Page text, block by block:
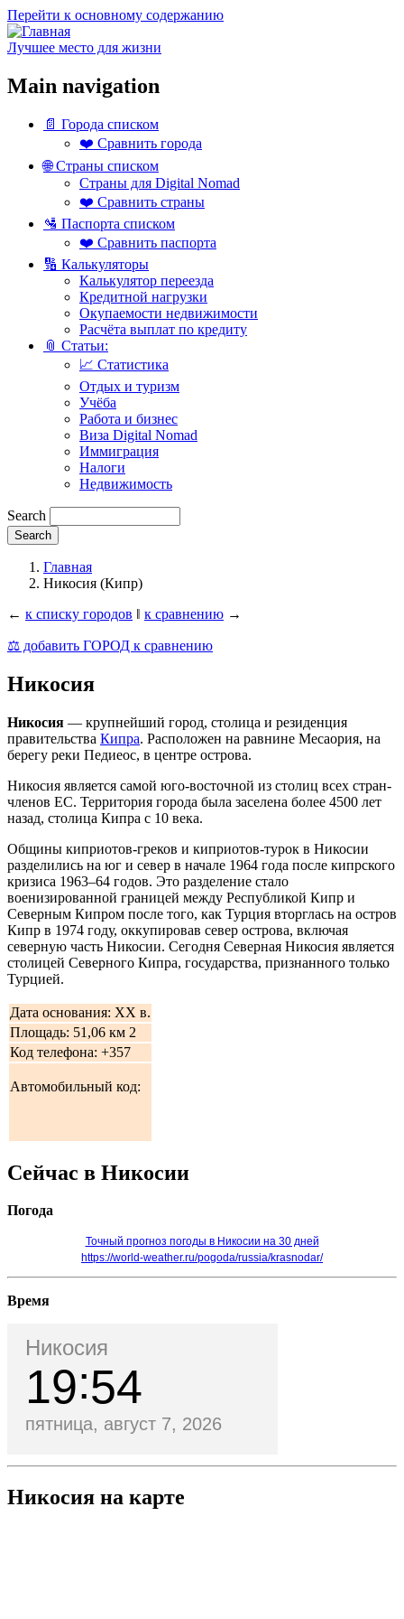
Перейти к основному содержанию
Лучшее место для жизни
Main navigation
📄 Города списком
❤️ Сравнить города
🌐 Страны списком
Страны для Digital Nomad
❤️ Сравнить страны
🛂 Паспорта списком
❤️ Сравнить паспорта
🔢 Калькуляторы
Калькулятор переезда
Кредитной нагрузки
Окупаемости недвижимости
Расчёта выплат по кредиту
📎 Статьи:
📈 Статистика
Отдых и туризм
Учёба
Работа и бизнес
Виза Digital Nomad
Иммиграция
Налоги
Недвижимость
Search
Главная
Никосия (Кипр)
← к списку городов ‖ к сравнению →
⚖️ добавить ГОРОД к сравнению
Никосия
Никосия — крупнейший город, столица и резиденция
правительства Кипра. Расположен на равнине Месаория, на
берегу реки Педиеос, в центре острова.
Никосия является самой юго-восточной из столиц всех стран-
членов ЕС. Территория города была заселена более 4500 лет
назад, столица Кипра с 10 века.
Общины киприотов-греков и киприотов-турок в Никосии
разделились на юг и север в начале 1964 года после кипрского
кризиса 1963–64 годов. Это разделение стало
военизированной границей между Республикой Кипр и
Северным Кипром после того, как Турция вторглась на остров
Кипр в 1974 году, оккупировав север острова, включая
северную часть Никосии. Сегодня Северная Никосия является
столицей Северного Кипра, государства, признанного только
Турцией.
Дата основания: XX в.
Площадь: 51,06 км 2
Код телефона: +357
Автомобильный код:
Сейчас в Никосии
Погода
Точный прогноз погоды в Никосии на 30 дней
https://world-weather.ru/pogoda/russia/krasnodar/
Время
Никосия
19 54
пятница, август 7, 2026
Никосия на карте